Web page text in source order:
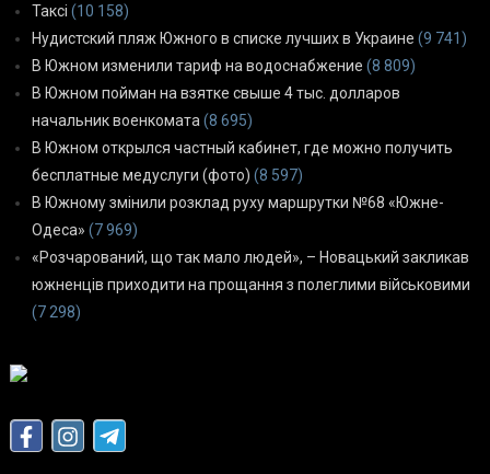
Таксі (10 158)
Нудистский пляж Южного в списке лучших в Украине (9 741)
В Южном изменили тариф на водоснабжение (8 809)
В Южном пойман на взятке свыше 4 тыс. долларов
начальник военкомата (8 695)
В Южном открылся частный кабинет, где можно получить
бесплатные медуслуги (фото) (8 597)
В Южному змінили розклад руху маршрутки №68 «Южне-
Одеса» (7 969)
«Розчарований, що так мало людей», – Новацький закликав
южненців приходити на прощання з полеглими військовими
(7 298)